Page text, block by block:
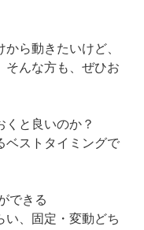
ら動きたいけど、
そんな方も、ぜひお
くと良いのか？
ベストタイミングで
できる
い、固定・変動どち